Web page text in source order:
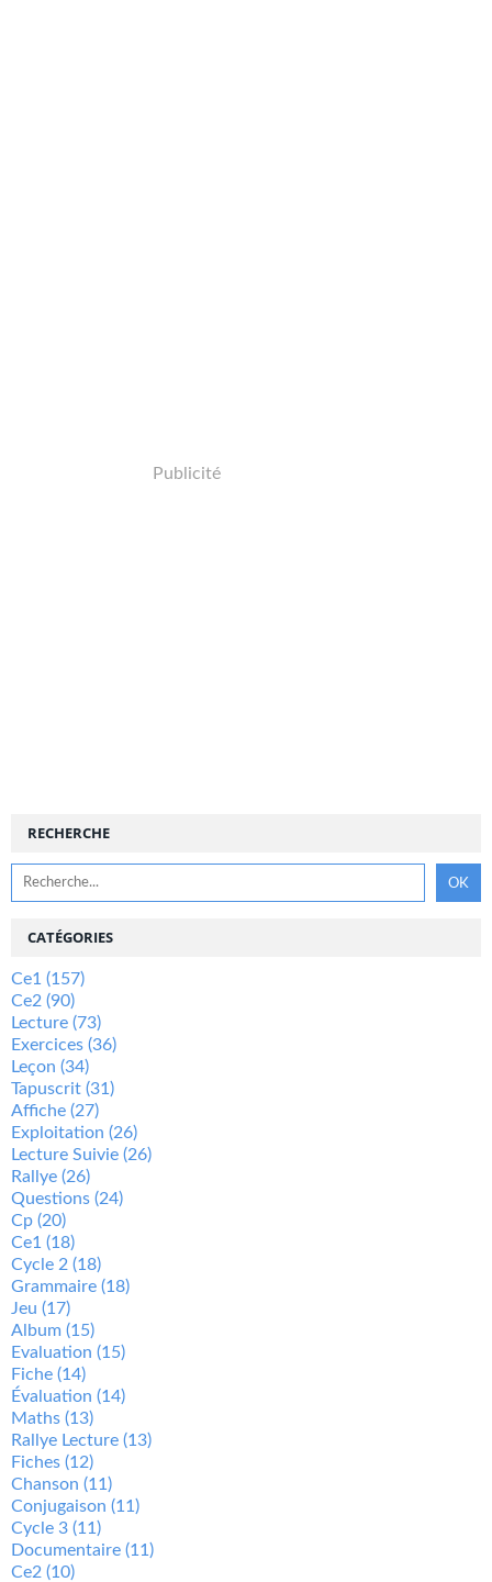
Publicité
RECHERCHE
CATÉGORIES
Ce1 (157)
Ce2 (90)
Lecture (73)
Exercices (36)
Leçon (34)
Tapuscrit (31)
Affiche (27)
Exploitation (26)
Lecture Suivie (26)
Rallye (26)
Questions (24)
Cp (20)
Ce1 (18)
Cycle 2 (18)
Grammaire (18)
Jeu (17)
Album (15)
Evaluation (15)
Fiche (14)
Évaluation (14)
Maths (13)
Rallye Lecture (13)
Fiches (12)
Chanson (11)
Conjugaison (11)
Cycle 3 (11)
Documentaire (11)
Ce2 (10)